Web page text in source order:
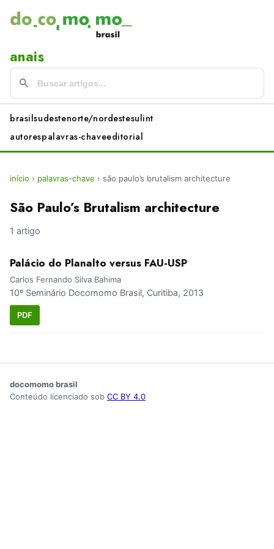
anais
brasilsudestenorte/nordestesulint
autorespalavras-chaveeditorial
início › palavras-chave › são paulo’s brutalism architecture
São Paulo’s Brutalism architecture
1 artigo
Palácio do Planalto versus FAU-USP
Carlos Fernando Silva Bahima
10º Seminário Docomomo Brasil, Curitiba, 2013
PDF
docomomo brasil
Conteúdo licenciado sob CC BY 4.0